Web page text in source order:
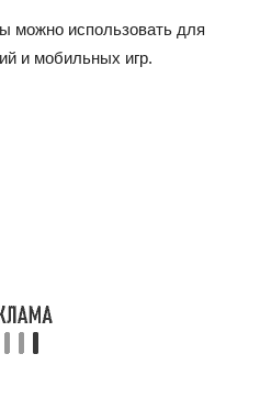
можно использовать для
и мобильных игр.